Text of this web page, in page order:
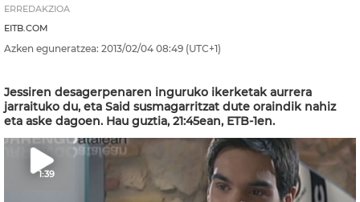
ERREDAKZIOA
EITB.COM
Azken eguneratzea: 2013/02/04 08:49 (UTC+1)
Jessiren desagerpenaren inguruko ikerketak aurrera
jarraituko du, eta Said susmagarritzat dute oraindik nahiz
eta aske dagoen. Hau guztia, 21:45ean, ETB-1en.
1:39